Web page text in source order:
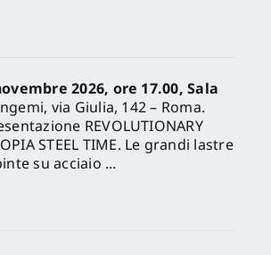
2026, ore 17.00, Sala
via Giulia, 142 – Roma.
REVOLUTIONARY
STEEL TIME. Le grandi lastre
su acciaio ...